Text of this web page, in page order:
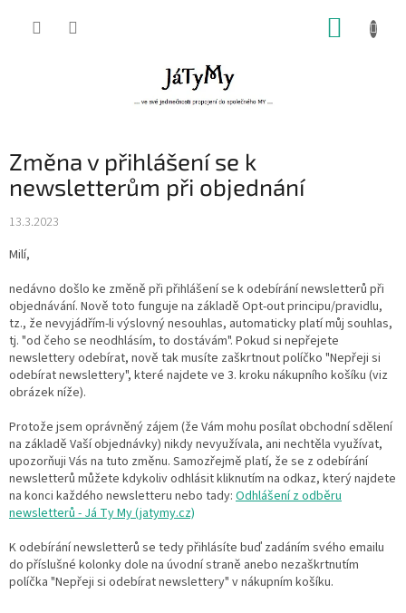
Změna v přihlášení se k
newsletterům při objednání
13.3.2023
Milí,
nedávno došlo ke změně při přihlášení se k odebírání newsletterů při
objednávání. Nově toto funguje na základě Opt-out principu/pravidlu,
tz., že nevyjádřím-li výslovný nesouhlas, automaticky platí můj souhlas,
tj. "od čeho se neodhlásím, to dostávám". Pokud si nepřejete
newslettery odebírat, nově tak musíte zaškrtnout políčko "Nepřeji si
odebírat newslettery", které najdete ve 3. kroku nákupního košíku (viz
obrázek níže).
Protože jsem oprávněný zájem (že Vám mohu posílat obchodní sdělení
na základě Vaší objednávky) nikdy nevyužívala, ani nechtěla využívat,
upozorňuji Vás na tuto změnu. Samozřejmě platí, že se z odebírání
newsletterů můžete kdykoliv odhlásit kliknutím na odkaz, který najdete
na konci každého newsletteru nebo tady: Odhlášení z odběru
newsletterů - Já Ty My (jatymy.cz)
K odebírání newsletterů se tedy přihlásíte buď zadáním svého emailu
do příslušné kolonky dole na úvodní straně anebo nezaškrtnutím
políčka "Nepřeji si odebírat newslettery" v nákupním košíku.